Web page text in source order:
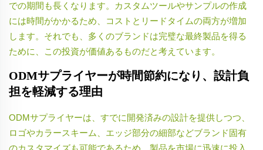
での期間も長くなります。カスタムツールやサンプルの作成
には時間がかかるため、コストとリードタイムの両方が増加
します。それでも、多くのブランドは完璧な最終製品を得る
ために、この投資が価値あるものだと考えています。
ODMサプライヤーが時間節約になり、設計負
担を軽減する理由
ODMサプライヤーは、すでに開発済みの設計を提供しつつ、
ロゴやカラースキーム、エッジ部分の細部などブランド固有